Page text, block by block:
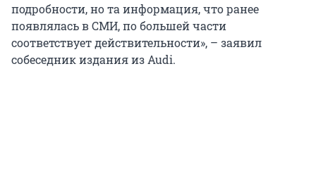
подробности, но та информация, что ранее
появлялась в СМИ, по большей части
соответствует действительности», – заявил
собеседник издания из Audi.